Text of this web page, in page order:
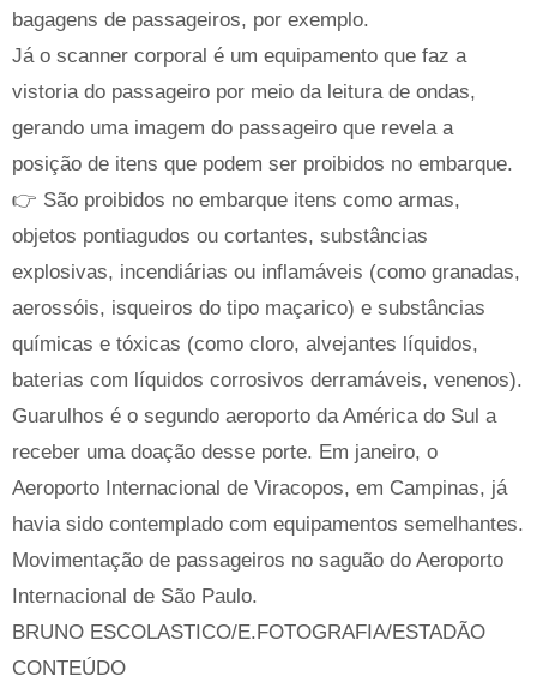
bagagens de passageiros, por exemplo.
Já o scanner corporal é um equipamento que faz a
vistoria do passageiro por meio da leitura de ondas,
gerando uma imagem do passageiro que revela a
posição de itens que podem ser proibidos no embarque.
👉 São proibidos no embarque itens como armas,
objetos pontiagudos ou cortantes, substâncias
explosivas, incendiárias ou inflamáveis (como granadas,
aerossóis, isqueiros do tipo maçarico) e substâncias
químicas e tóxicas (como cloro, alvejantes líquidos,
baterias com líquidos corrosivos derramáveis, venenos).
Guarulhos é o segundo aeroporto da América do Sul a
receber uma doação desse porte. Em janeiro, o
Aeroporto Internacional de Viracopos, em Campinas, já
havia sido contemplado com equipamentos semelhantes.
Movimentação de passageiros no saguão do Aeroporto
Internacional de São Paulo.
BRUNO ESCOLASTICO/E.FOTOGRAFIA/ESTADÃO
CONTEÚDO